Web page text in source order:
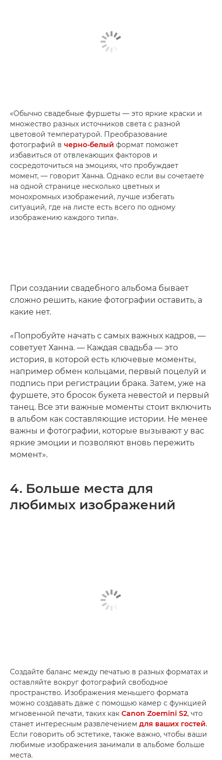
«Обычно свадебные фуршеты — это яркие краски и
множество разных источников света с разной
цветовой температурой. Преобразование
фотографий в черно-белый формат поможет
избавиться от отвлекающих факторов и
сосредоточиться на эмоциях, что пробуждает
момент, — говорит Ханна. Однако если вы сочетаете
на одной странице несколько цветных и
монохромных изображений, лучше избегать
ситуаций, где на листе есть всего по одному
изображению каждого типа».
При создании свадебного альбома бывает
сложно решить, какие фотографии оставить, а
какие нет.
«Попробуйте начать с самых важных кадров, —
советует Ханна. — Каждая свадьба — это
история, в которой есть ключевые моменты,
например обмен кольцами, первый поцелуй и
подпись при регистрации брака. Затем, уже на
фуршете, это бросок букета невестой и первый
танец. Все эти важные моменты стоит включить
в альбом как составляющие истории. Не менее
важны и фотографии, которые вызывают у вас
яркие эмоции и позволяют вновь пережить
момент».
4. Больше места для
любимых изображений
Создайте баланс между печатью в разных форматах и
оставляйте вокруг фотографий свободное
пространство. Изображения меньшего формата
можно создавать даже с помощью камер с функцией
мгновенной печати, таких как Canon Zoemini S2, что
станет интересным развлечением для ваших гостей.
Если говорить об эстетике, также важно, чтобы ваши
любимые изображения занимали в альбоме больше
места.